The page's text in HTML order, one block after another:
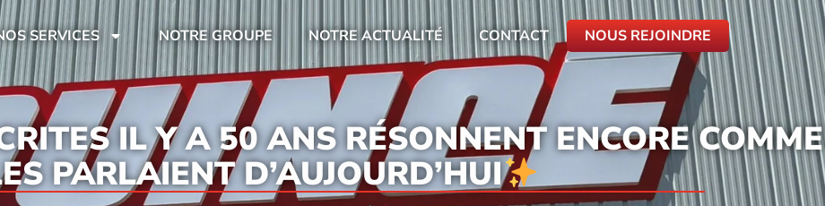
SERVICES NOTRE GROUPE NOTRE ACTUALITÉ CONTACT NOUS REJOINDRE
IL Y A 50 ANS RÉSONNENT ENCORE COMME
PARLAIENT D’AUJOURD’HUI